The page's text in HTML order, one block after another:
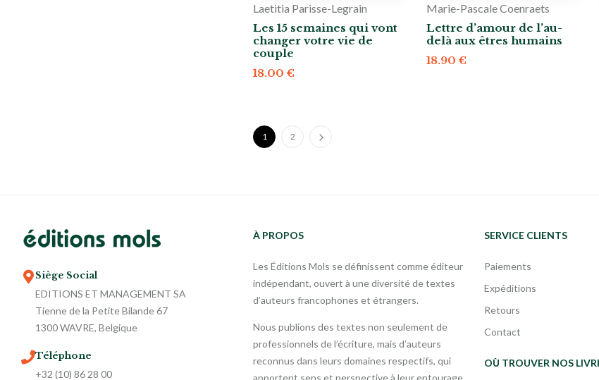
Laetitia Parisse-Legrain
Les 15 semaines qui vont
changer votre vie de
couple
18.00 €
Marie-Pascale Coenraets
Lettre d’amour de l’au-
delà aux êtres humains
18.90 €
1 2
Siège Social
EDITIONS ET MANAGEMENT SA
Tienne de la Petite Bilande 67
1300 WAVRE, Belgique
Téléphone
+32 (10) 86 28 00
À PROPOS
Les Éditions Mols se définissent comme éditeur
indépendant, ouvert à une diversité de textes
d’auteurs francophones et étrangers.
Nous publions des textes non seulement de
professionnels de l’écriture, mais d’auteurs
reconnus dans leurs domaines respectifs, qui
apportent sens et perspective à leur entourage
SERVICE CLIENTS
Paiements
Expéditions
Retours
Contact
OÙ TROUVER NOS